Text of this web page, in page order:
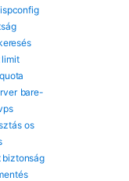
limit
quota
bare-
os
biztonság